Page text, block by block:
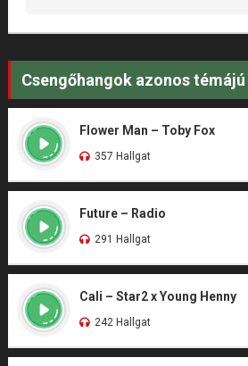
Csengőhangok azonos témájú
Flower Man – Toby Fox
357 Hallgat
Future – Radio
291 Hallgat
Cali – Star2 x Young Henny
242 Hallgat